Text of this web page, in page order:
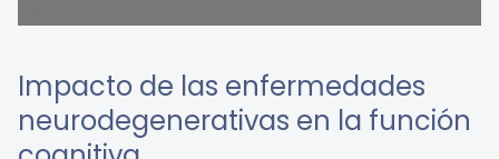
Impacto de las enfermedades
neurodegenerativas en la función